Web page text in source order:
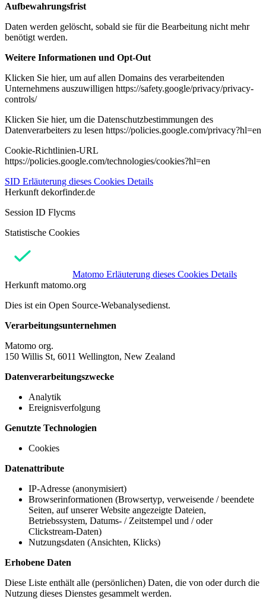
Aufbewahrungsfrist
Daten werden gelöscht, sobald sie für die Bearbeitung nicht mehr
benötigt werden.
Weitere Informationen und Opt-Out
Klicken Sie hier, um auf allen Domains des verarbeitenden
Unternehmens auszuwilligen https://safety.google/privacy/privacy-
controls/
Klicken Sie hier, um die Datenschutzbestimmungen des
Datenverarbeiters zu lesen https://policies.google.com/privacy?hl=en
Cookie-Richtlinien-URL
https://policies.google.com/technologies/cookies?hl=en
SID Erläuterung dieses Cookies Details
Herkunft dekorfinder.de
Session ID Flycms
Statistische Cookies
Matomo Erläuterung dieses Cookies Details
Herkunft matomo.org
Dies ist ein Open Source-Webanalysedienst.
Verarbeitungsunternehmen
Matomo org.
150 Willis St, 6011 Wellington, New Zealand
Datenverarbeitungszwecke
Analytik
Ereignisverfolgung
Genutzte Technologien
Cookies
Datenattribute
IP-Adresse (anonymisiert)
Browserinformationen (Browsertyp, verweisende / beendete
Seiten, auf unserer Website angezeigte Dateien,
Betriebssystem, Datums- / Zeitstempel und / oder
Clickstream-Daten)
Nutzungsdaten (Ansichten, Klicks)
Erhobene Daten
Diese Liste enthält alle (persönlichen) Daten, die von oder durch die
Nutzung dieses Dienstes gesammelt werden.